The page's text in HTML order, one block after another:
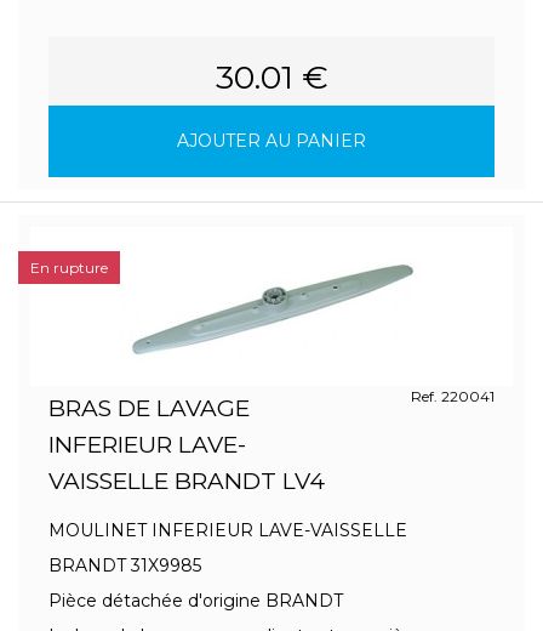
30.01 €
AJOUTER AU PANIER
BRAS DE LAVAGE
INFERIEUR LAVE-
VAISSELLE BRANDT LV4
Ref. 220041
MOULINET INFERIEUR LAVE-VAISSELLE
BRANDT 31X9985
Pièce détachée d'origine BRANDT
En rupture